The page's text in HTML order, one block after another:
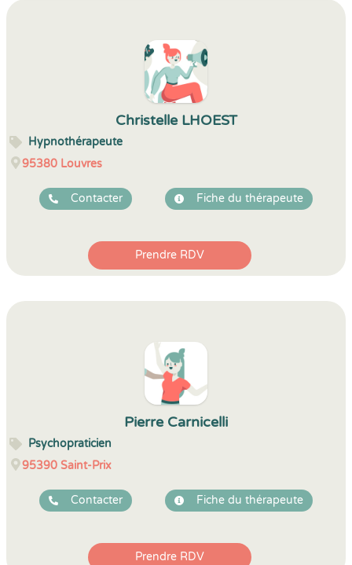
Christelle LHOEST
Hypnothérapeute
95380 Louvres
Contacter Fiche du thérapeute
Prendre RDV
Pierre Carnicelli
Psychopraticien
95390 Saint-Prix
Contacter Fiche du thérapeute
Prendre RDV